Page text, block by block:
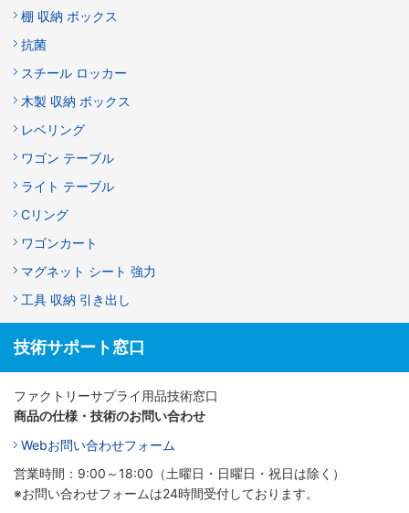
棚 収納 ボックス
抗菌
スチール ロッカー
木製 収納 ボックス
レベリング
ワゴン テーブル
ライト テーブル
Cリング
ワゴンカート
マグネット シート 強力
工具 収納 引き出し
技術サポート窓口
ファクトリーサプライ用品技術窓口
商品の仕様・技術のお問い合わせ
Webお問い合わせフォーム
営業時間：9:00～18:00（土曜日・日曜日・祝日は除く）
※お問い合わせフォームは24時間受付しております。